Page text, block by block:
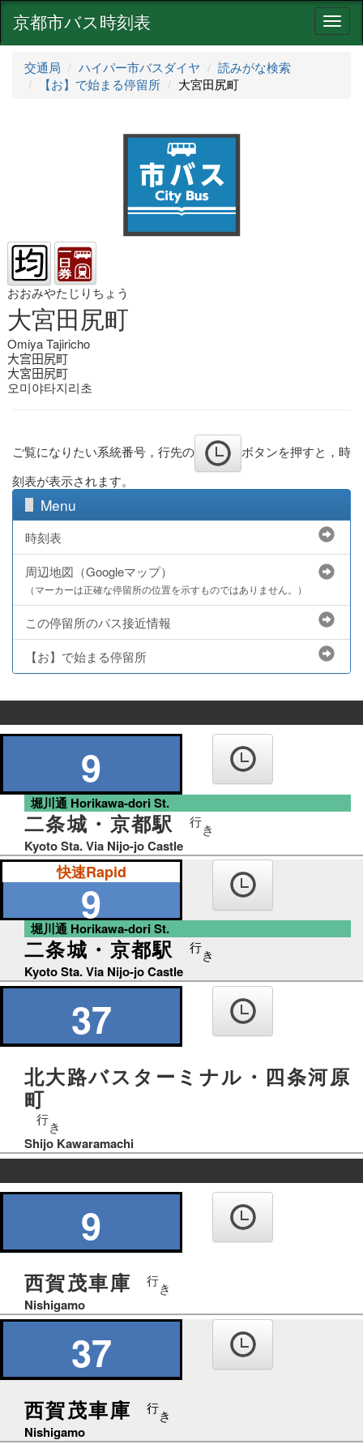
ナ
ビ
京都市バス時刻表
交通局 ハイパー市バスダイヤ
読みがな検索
【お】で始まる停留所
大宮田尻町
おおみやたじりちょう
大宮田尻町
Omiya Tajiricho
大宫田尻町
大宮田尻町
오미야타지리초
ご覧になりたい系統番号，行先の
ボタンを押すと，時
刻表が表示されます。
Menu
時刻表
周辺地図（Googleマップ）
（マーカーは正確な停留所の位置を示すものではありません。）
この停留所のバス接近情報
【お】で始まる停留所
の
9
堀川通 Horikawa-dori St.
二条城・京都駅 行き
Kyoto Sta. Via Nijo-jo Castle
快速Rapid
9
堀川通 Horikawa-dori St.
二条城・京都駅 行き
Kyoto Sta. Via Nijo-jo Castle
37
北大路バスターミナル・四条河原
町
行き
Shijo Kawaramachi
の
9
西賀茂車庫 行き
Nishigamo
37
西賀茂車庫 行き
Nishigamo